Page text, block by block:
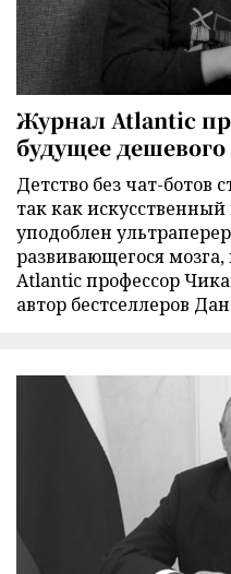
Журнал Atlantic
будущее
Детство без чат-ботов
так как
уподоблен
развивающегося
Atlantic профессор
автор бестселлеров